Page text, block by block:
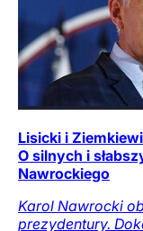
Lisicki i
O silnych i
Nawrockiego
Karol Nawrocki
prezydentury.